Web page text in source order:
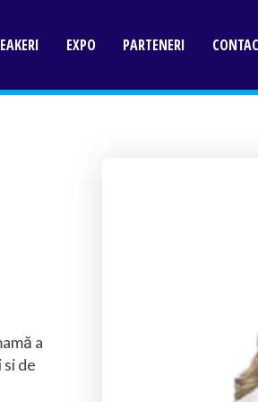
EXPO PARTENERI
a
de